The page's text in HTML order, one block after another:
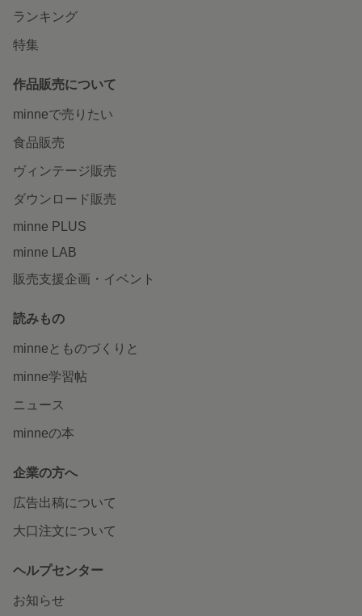
ランキング
特集
作品販売について
minneで売りたい
食品販売
ヴィンテージ販売
ダウンロード販売
minne PLUS
minne LAB
販売支援企画・イベント
読みもの
minneとものづくりと
minne学習帖
ニュース
minneの本
企業の方へ
広告出稿について
大口注文について
ヘルプセンター
お知らせ